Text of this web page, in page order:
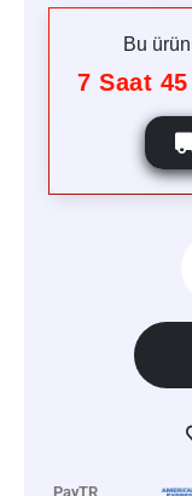
Bu
7 Saat 45
PayTR